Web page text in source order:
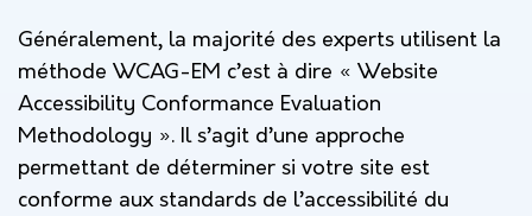
Généralement, la majorité des experts utilisent la
méthode WCAG-EM c’est à dire « Website
Accessibility Conformance Evaluation
Methodology ». Il s’agit d’une approche
permettant de déterminer si votre site est
conforme aux standards de l’accessibilité du